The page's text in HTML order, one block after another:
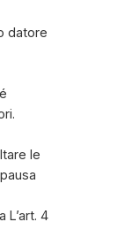
datore
le
L’art. 4